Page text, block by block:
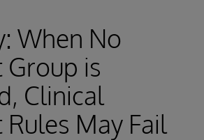
When No
Group is
Clinical
Rules May Fail